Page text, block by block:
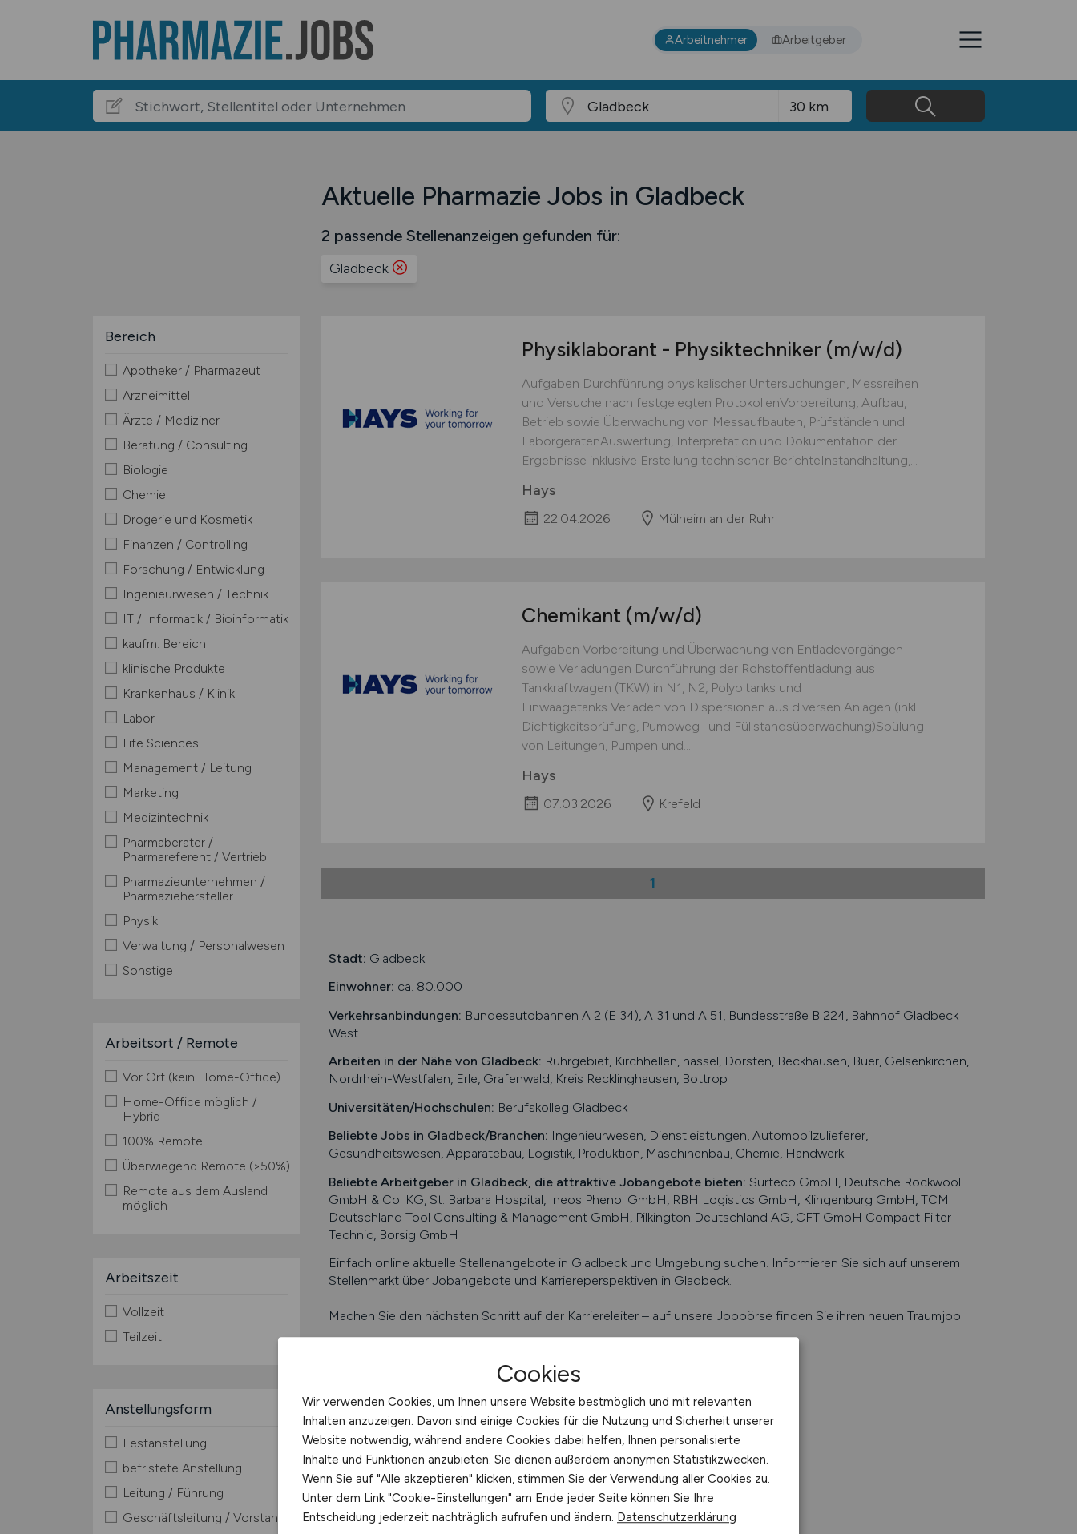
Arbeitnehmer Arbeitgeber
Aktuelle Pharmazie Jobs in Gladbeck
2 passende Stellenanzeigen gefunden für:
Gladbeck
Bereich
Apotheker / Pharmazeut
Arzneimittel
Ärzte / Mediziner
Beratung / Consulting
Biologie
Chemie
Drogerie und Kosmetik
Finanzen / Controlling
Forschung / Entwicklung
Ingenieurwesen / Technik
IT / Informatik / Bioinformatik
kaufm. Bereich
klinische Produkte
Krankenhaus / Klinik
Labor
Life Sciences
Management / Leitung
Marketing
Medizintechnik
Pharmaberater /
Pharmareferent / Vertrieb
Pharmazieunternehmen /
Pharmaziehersteller
Physik
Verwaltung / Personalwesen
Sonstige
Arbeitsort / Remote
Vor Ort (kein Home-Office)
Home-Office möglich /
Hybrid
100% Remote
Überwiegend Remote (>50%)
Remote aus dem Ausland
möglich
Arbeitszeit
Vollzeit
Teilzeit
Anstellungsform
Festanstellung
befristete Anstellung
Leitung / Führung
Geschäftsleitung / Vorstand
Physiklaborant - Physiktechniker (m/w/d)
Aufgaben Durchführung physikalischer Untersuchungen, Messreihen
und Versuche nach festgelegten ProtokollenVorbereitung, Aufbau,
Betrieb sowie Überwachung von Messaufbauten, Prüfständen und
LaborgerätenAuswertung, Interpretation und Dokumentation der
Ergebnisse inklusive Erstellung technischer BerichteInstandhaltung,...
Hays
22.04.2026 Mülheim an der Ruhr
Chemikant (m/w/d)
Aufgaben Vorbereitung und Überwachung von Entladevorgängen
sowie Verladungen Durchführung der Rohstoffentladung aus
Tankkraftwagen (TKW) in N1, N2, Polyoltanks und
Einwaagetanks Verladen von Dispersionen aus diversen Anlagen (inkl.
Dichtigkeitsprüfung, Pumpweg- und Füllstandsüberwachung)Spülung
von Leitungen, Pumpen und...
Hays
07.03.2026 Krefeld
1
Stadt: Gladbeck
Einwohner: ca. 80.000
Verkehrsanbindungen: Bundesautobahnen A 2 (E 34), A 31 und A 51, Bundesstraße B 224, Bahnhof Gladbeck
West
Arbeiten in der Nähe von Gladbeck: Ruhrgebiet, Kirchhellen, hassel, Dorsten, Beckhausen, Buer, Gelsenkirchen,
Nordrhein-Westfalen, Erle, Grafenwald, Kreis Recklinghausen, Bottrop
Universitäten/Hochschulen: Berufskolleg Gladbeck
Beliebte Jobs in Gladbeck/Branchen: Ingenieurwesen, Dienstleistungen, Automobilzulieferer,
Gesundheitswesen, Apparatebau, Logistik, Produktion, Maschinenbau, Chemie, Handwerk
Beliebte Arbeitgeber in Gladbeck, die attraktive Jobangebote bieten: Surteco GmbH, Deutsche Rockwool
GmbH & Co. KG, St. Barbara Hospital, Ineos Phenol GmbH, RBH Logistics GmbH, Klingenburg GmbH, TCM
Deutschland Tool Consulting & Management GmbH, Pilkington Deutschland AG, CFT GmbH Compact Filter
Technic, Borsig GmbH
Einfach online aktuelle Stellenangebote in Gladbeckund Umgebung suchen. Informieren Sie sich auf unserem
Stellenmarkt über Jobangebote und Karriereperspektiven in Gladbeck.
Machen Sie den nächsten Schritt auf der Karriereleiter – auf unsere Jobbörse finden Sie ihren neuen Traumjob.
Cookies
Wir verwenden Cookies, um Ihnen unsere Website bestmöglich und mit relevanten
Inhalten anzuzeigen. Davon sind einige Cookies für die Nutzung und Sicherheit unserer
Website notwendig, während andere Cookies dabei helfen, Ihnen personalisierte
Inhalte und Funktionen anzubieten. Sie dienen außerdem anonymen Statistikzwecken.
Wenn Sie auf "Alle akzeptieren" klicken, stimmen Sie der Verwendung aller Cookies zu.
Unter dem Link "Cookie-Einstellungen" am Ende jeder Seite können Sie Ihre
Entscheidung jederzeit nachträglich aufrufen und ändern. Datenschutzerklärung